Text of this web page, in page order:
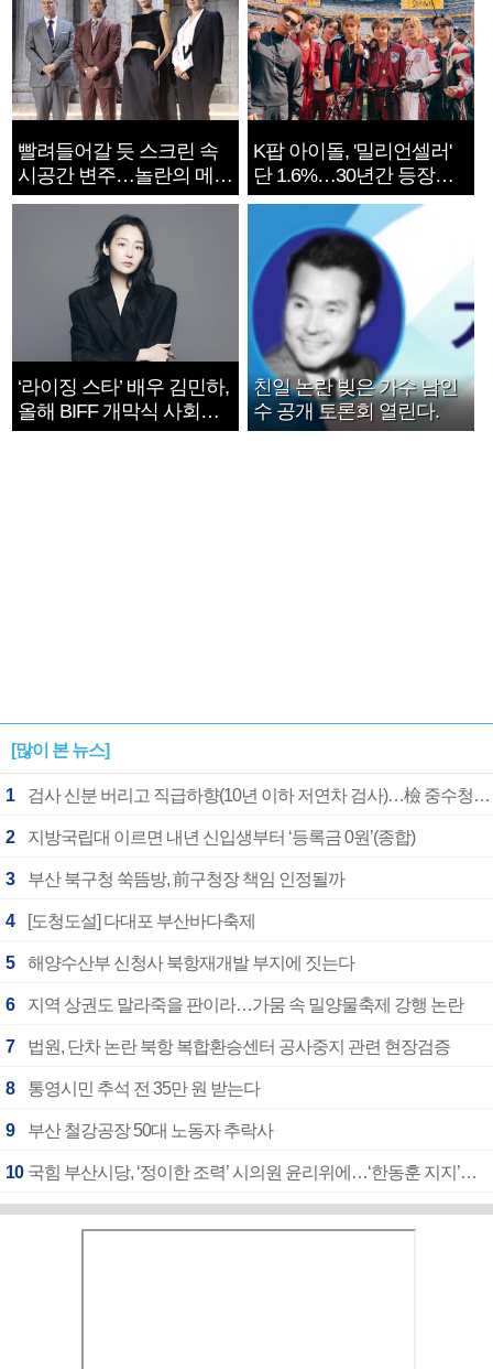
빨려들어갈 듯 스크린 속
시공간 변주…놀란의 메시
지는 ‘전쟁 속죄’
K팝 아이돌, '밀리언셀러'
단 1.6%…30년간 등장
1182개팀 전수조사
‘라이징 스타’ 배우 김민하,
올해 BIFF 개막식 사회자
확정
친일 논란 빚은 가수 남인
수 공개 토론회 열린다.
[많이 본 뉴스]
1 검사 신분 버리고 직급하향(10년 이하 저연차 검사)…檢 중수청행 기피
2 지방국립대 이르면 내년 신입생부터 ‘등록금 0원’(종합)
3 부산 북구청 쑥뜸방, 前구청장 책임 인정될까
4 [도청도설] 다대포 부산바다축제
5 해양수산부 신청사 북항재개발 부지에 짓는다
6 지역 상권도 말라죽을 판이라…가뭄 속 밀양물축제 강행 논란
7 법원, 단차 논란 북항 복합환승센터 공사중지 관련 현장검증
8 통영시민 추석 전 35만 원 받는다
9 부산 철강공장 50대 노동자 추락사
10 국힘 부산시당, ‘정이한 조력’ 시의원 윤리위에…‘한동훈 지지’도 신고접수